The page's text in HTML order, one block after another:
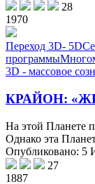
28
1970
Переход 3D- 5D
программы
3D - массовое
КРАЙОН:
На этой Планете
Однако эта
Опубликовано: 5
27
1887